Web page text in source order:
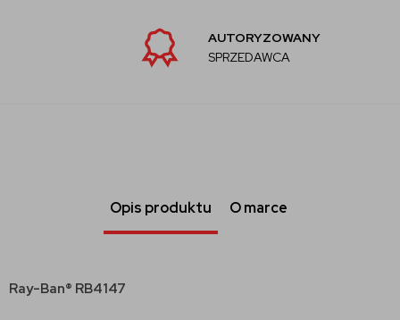
AUTORYZOWANY
SPRZEDAWCA
Opis produktu O marce
Ray-Ban® RB4147